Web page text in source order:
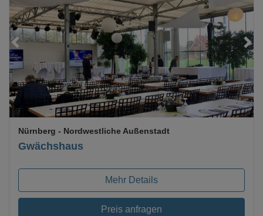
Loading...
Gwächshaus
Nürnberg - Nordwestliche Außenstadt
Mehr Details
Preis anfragen